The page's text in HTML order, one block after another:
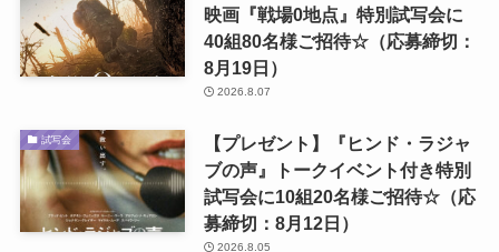
映画『戦場0地点』特別試写会に
40組80名様ご招待☆（応募締切：
8月19日）
2026.8.07
試写会
【プレゼント】『ヒンド・ラジャ
ブの声』トークイベント付き特別
試写会に10組20名様ご招待☆（応
募締切：8月12日）
2026.8.05